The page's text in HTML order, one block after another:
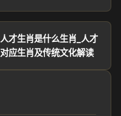
人才生肖是什么生肖_人才
对应生肖及传统文化解读